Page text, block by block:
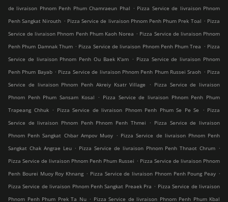
de livraison Phnom Penh Phum Chamraeun Phal . Pizza Service de livraison Phnom
Penh Sangkat Nirouth . Pizza Service de livraison Phnom Penh Phum Prek Toal . Pizza
Service de livraison Phnom Penh Phum Kaoh Norea . Pizza Service de livraison Phnom
Penh Phum Damnak Thum . Pizza Service de livraison Phnom Penh Phum Trea . Pizza
Service de livraison Phnom Penh Ou Baek K'am . Pizza Service de livraison Phnom
Penh Phum Bayab . Pizza Service de livraison Phnom Penh Phum Russei Sraoh . Pizza
Service de livraison Phnom Penh Akreiy Ksatr Village
. Pizza Service de livraison
Phnom Penh Phum Sansam Kosal
. Pizza Service de livraison Phnom Penh Phum
Trapeang Chhuk
. Pizza Service de livraison Phnom Penh Phum Se Pe Se . Pizza
Service de livraison Phnom Penh Phnom Penh Thmei
. Pizza Service de livraison
Phnom Penh Sangkat Chbar Ampov Muoy . Pizza Service de livraison Phnom Penh
Sangkat Chak Angrae Leu . Pizza Service de livraison Phnom Penh Thnaot Chrum .
Pizza Service de livraison Phnom Penh Phum Russei . Pizza Service de livraison Phnom
Penh Bourei Muoy Roy Khnang . Pizza Service de livraison Phnom Penh Poung Peay .
Pizza Service de livraison Phnom Penh Sangkat Preaek Pra . Pizza Service de livraison
Phnom Penh Phum Prek Ta Nu . Pizza Service de livraison Phnom Penh Phum Kbal